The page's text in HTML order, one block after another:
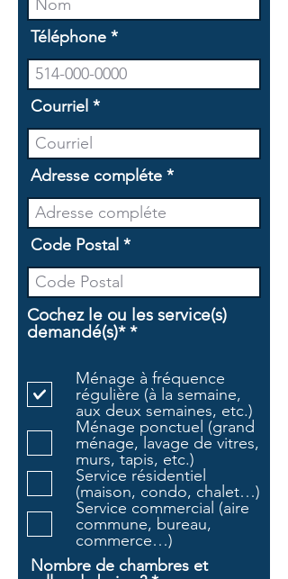
Téléphone
Courriel
Adresse compléte
Code Postal
Cochez le ou les service(s)
demandé(s)* *O
g
a
t
o
i
r
e
Ménage à fréquence
régulière (à la semaine,
aux deux semaines, etc.)
Ménage ponctuel (grand
ménage, lavage de vitres,
murs, tapis, etc.)
Service résidentiel
(maison, condo, chalet…)
Service commercial (aire
commune, bureau,
commerce…)
Nombre de chambres et